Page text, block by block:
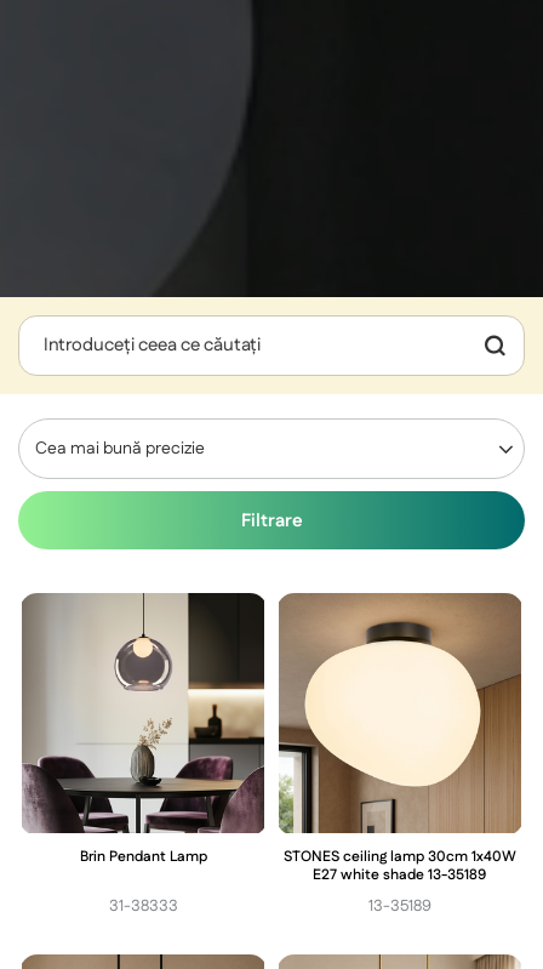
Cea mai bună precizie
Filtrare
Brin Pendant Lamp
31-38333
STONES ceiling lamp 30cm 1x40W
E27 white shade 13-35189
13-35189